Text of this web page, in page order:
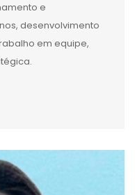
e
desenvolvimento
em equipe,